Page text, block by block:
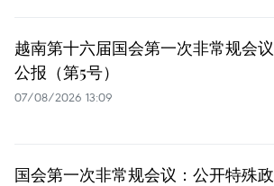
越南第十六届国会第一次非常规会议
公报（第5号）
07/08/2026 13:09
国会第一次非常规会议：公开特殊政